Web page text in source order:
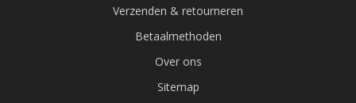
Verzenden & retourneren
Betaalmethoden
Over ons
Sitemap